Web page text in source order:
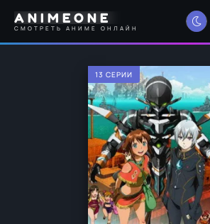
ANIMEONE
СМОТРЕТЬ АНИМЕ ОНЛАЙН
13 СЕРИИ